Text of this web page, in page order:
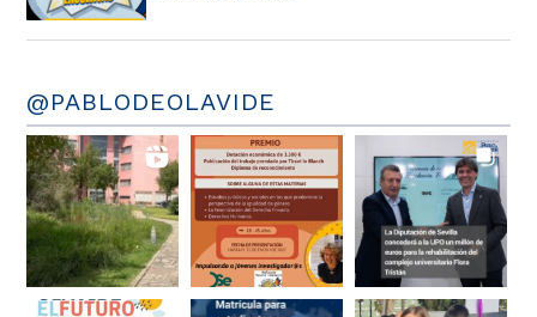
@PABLODEOLAVIDE